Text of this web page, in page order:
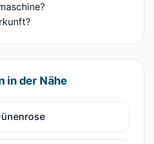
in der Nähe